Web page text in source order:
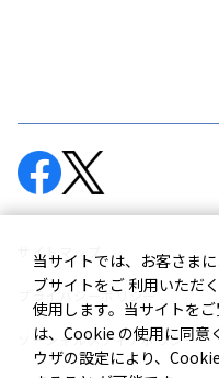
サイトマップ
プライバシーポリシー
ソーシャルメディアポリシー
当サイトでは、お客さま
ブサイトをご 利用いただ
使用します。当サイトを
は、Cookie の使用に同意
ウザの設定により、